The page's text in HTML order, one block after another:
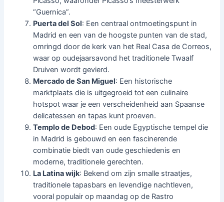
“Guernica”.
Puerta del Sol: Een centraal ontmoetingspunt in
Madrid en een van de hoogste punten van de stad,
omringd door de kerk van het Real Casa de Correos,
waar op oudejaarsavond het traditionele Twaalf
Druiven wordt gevierd.
Mercado de San Miguel: Een historische
marktplaats die is uitgegroeid tot een culinaire
hotspot waar je een verscheidenheid aan Spaanse
delicatessen en tapas kunt proeven.
Templo de Debod: Een oude Egyptische tempel die
in Madrid is gebouwd en een fascinerende
combinatie biedt van oude geschiedenis en
moderne, traditionele gerechten.
La Latina wijk: Bekend om zijn smalle straatjes,
traditionele tapasbars en levendige nachtleven,
vooral populair op maandag op de Rastro